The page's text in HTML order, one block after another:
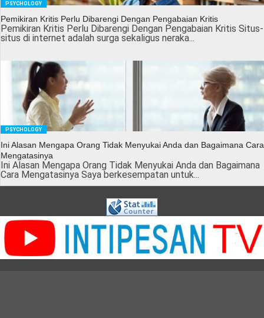
PSYCHOLOGY
Pemikiran Kritis Perlu Dibarengi Dengan Pengabaian Kritis
Pemikiran Kritis Perlu Dibarengi Dengan Pengabaian Kritis Situs-
situs di internet adalah surga sekaligus neraka...
PSYCHOLOGY
Ini Alasan Mengapa Orang Tidak Menyukai Anda dan Bagaimana Cara
Mengatasinya
Ini Alasan Mengapa Orang Tidak Menyukai Anda dan Bagaimana
Cara Mengatasinya Saya berkesempatan untuk...